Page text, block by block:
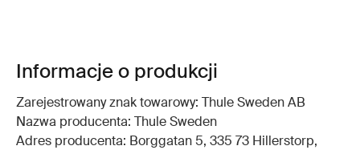
Informacje o produkcji
Zarejestrowany znak towarowy: Thule Sweden AB
Nazwa producenta: Thule Sweden
Adres producenta: Borggatan 5, 335 73 Hillerstorp,